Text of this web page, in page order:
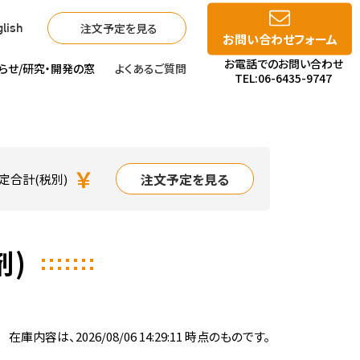
注文予定を見る
せ/研究・開発の窓 よくあるご質問
お問い合わせフォーム
お電話でのお問い合わせ
TEL:06-6435-9747
合計(税別) ￥ 注文予定を見る
)
在庫内容は、2026/08/06 14:29:11 時点のものです。